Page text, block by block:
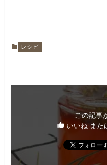
レシピ
この記事
いいね また